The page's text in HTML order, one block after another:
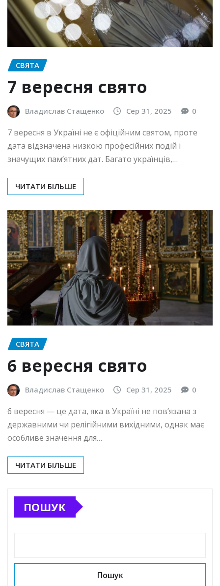
СВЯТА
7 вересня свято
Владислав Стащенко Сер 31, 2025 0
7 вересня в Україні не є офіційним святом, проте
дата відзначена низкою професійних подій і
значущих пам’ятних дат. Багато українців,…
ЧИТАТИ БІЛЬШЕ
СВЯТА
6 вересня свято
Владислав Стащенко Сер 31, 2025 0
6 вересня — це дата, яка в Україні не пов’язана з
державними чи релігійними вихідними, однак має
особливе значення для…
ЧИТАТИ БІЛЬШЕ
ПОШУК
Пошук